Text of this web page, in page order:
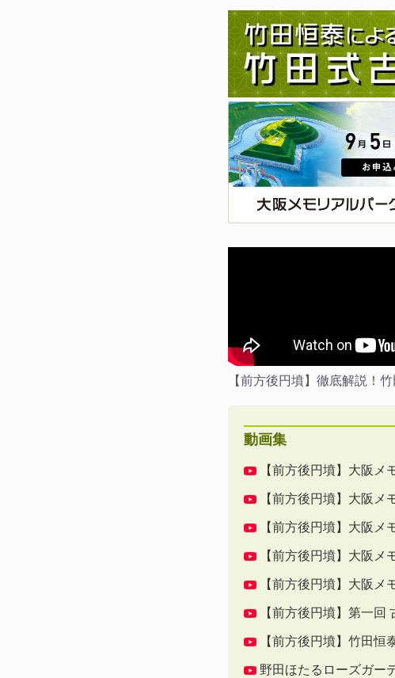
【前方後円墳】徹底解説！
動画集
【前方後円墳】大阪
【前方後円墳】大阪
【前方後円墳】大阪
【前方後円墳】大阪
【前方後円墳】大阪
【前方後円墳】第一
【前方後円墳】竹田恒
野田ほたるローズガー